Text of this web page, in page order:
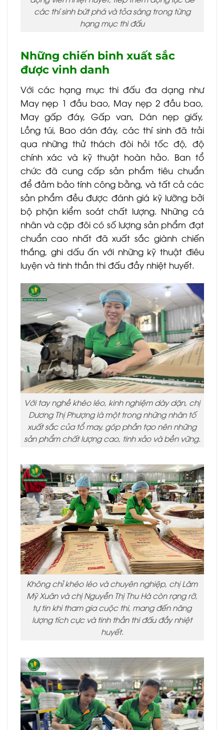
các thí sinh bứt phá và tỏa sáng trong từng
hạng mục thi đấu
Những chiến binh xuất sắc
được vinh danh
Với các hạng mục thi đấu đa dạng như
May nẹp 1 đầu bao, May nẹp 2 đầu bao,
May gấp đáy, Gấp van, Dán nẹp giấy,
Lồng túi, Bao dán đáy, các thí sinh đã trải
qua những thử thách đòi hỏi tốc độ, độ
chính xác và kỹ thuật hoàn hảo. Ban tổ
chức đã cung cấp sản phẩm tiêu chuẩn
để đảm bảo tính công bằng, và tất cả các
sản phẩm đều được đánh giá kỹ lưỡng bởi
bộ phận kiểm soát chất lượng. Những cá
nhân và cặp đôi có số lượng sản phẩm đạt
chuẩn cao nhất đã xuất sắc giành chiến
thắng, ghi dấu ấn với những kỹ thuật điêu
luyện và tinh thần thi đấu đầy nhiệt huyết.
Với tay nghề khéo léo, kinh nghiệm dày dặn, chị
Dương Thị Phượng là một trong những nhân tố
xuất sắc của tổ may, góp phần tạo nên những
sản phẩm chất lượng cao, tinh xảo và bền vững.
Không chỉ khéo léo và chuyên nghiệp, chị Lâm
Mỹ Xuân và chị Nguyễn Thị Thu Hà còn rạng rỡ,
tự tin khi tham gia cuộc thi, mang đến năng
lượng tích cực và tinh thần thi đấu đầy nhiệt
huyết.